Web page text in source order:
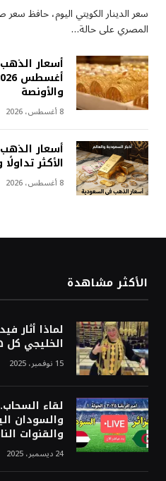
سعر الدينار الكويتي اليوم، حافظ سعر
المصري على حالة…
والأونصة
8 أغسطس، 2026
الأكثر
8 أغسطس، 2026
الأكثر مشاهدة
لماذا أثار
الخليجي كل
15 نوفمبر، 2025
لقاء
والقنوات
24 ديسمبر، 2025